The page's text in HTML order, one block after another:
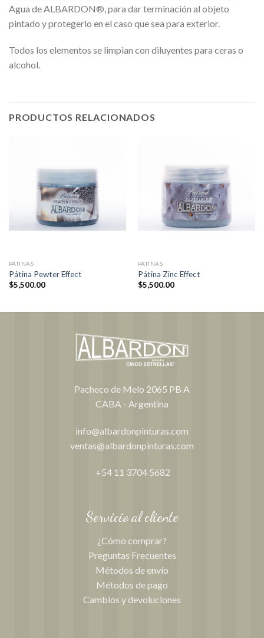
Agua de ALBARDON®, para dar terminación al objeto
pintado y protegerlo en el caso que sea para exterior.
Todos los elementos se limpian con diluyentes para ceras o
alcohol.
PRODUCTOS RELACIONADOS
PÁTINAS
Pátina Pewter Effect
$5,500.00
PÁTINAS
Pátina Zinc Effect
$5,500.00
Pacheco de Melo 2065 PB A
CABA - Argentina
info@albardonpinturas.com
ventas@albardonpinturas.com
+54 11 3704 5682
Servicio al cliente
¿Cómo comprar?
Preguntas Frecuentes
Métodos de envío
Métodos de pago
Cambios y devoluciones